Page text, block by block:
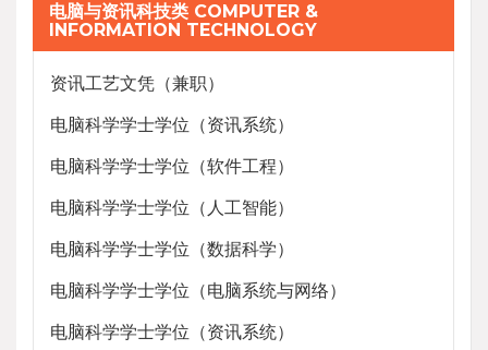
电脑与资讯科技类 COMPUTER &
INFORMATION TECHNOLOGY
资讯工艺文凭（兼职）
电脑科学学士学位（资讯系统）
电脑科学学士学位（软件工程）
电脑科学学士学位（人工智能）
电脑科学学士学位（数据科学）
电脑科学学士学位（电脑系统与网络）
电脑科学学士学位（资讯系统）